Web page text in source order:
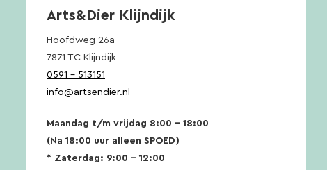
Arts&Dier Klijndijk
Hoofdweg 26a
7871 TC Klijndijk
0591 – 513151
info@artsendier.nl
Maandag t/m vrijdag 8:00 – 18:00
(Na 18:00 uur alleen SPOED)
* Zaterdag: 9:00 – 12:00